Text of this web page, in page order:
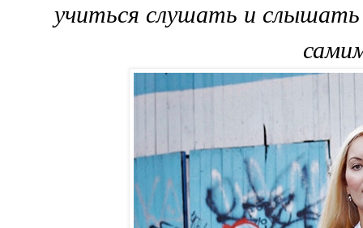
учиться слушать и слышать